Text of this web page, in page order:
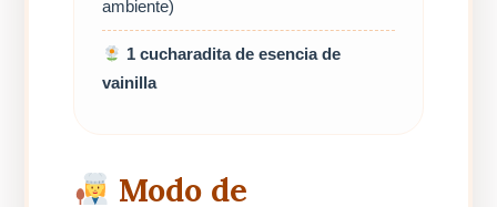
ambiente)
1 cucharadita de esencia de
vainilla
Modo de